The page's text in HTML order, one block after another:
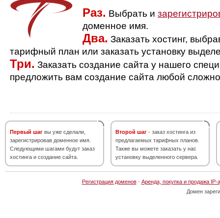
Раз. Выбрать и
доменное имя.
Два. Заказать хостинг,
тарифный план или заказать установку
Три. Заказать создание сайта у нашего
предложить вам создание сайта любой
Первый шаг вы уже сделали,
зарегистрировав доменное имя.
Следующими шагами будут заказ
хостинга и создание сайта.
Второй шаг - заказ хостинга из
предлагаемых тарифных планов.
Также вы можете заказать у нас
установку выделенного сервера.
Регистрация доменов· Аренда, покупка и продажа IP-
Домен